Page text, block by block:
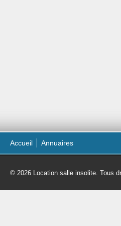
Accueil Annuaires
© 2026 Location salle insolite. Tous